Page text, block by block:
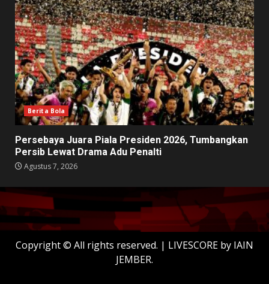
Berita Bola
Persebaya Juara Piala Presiden 2026, Tumbangkan
Persib Lewat Drama Adu Penalti
Agustus 7, 2026
Copyright © All rights reserved. | LIVESCORE by IAIN
JEMBER.